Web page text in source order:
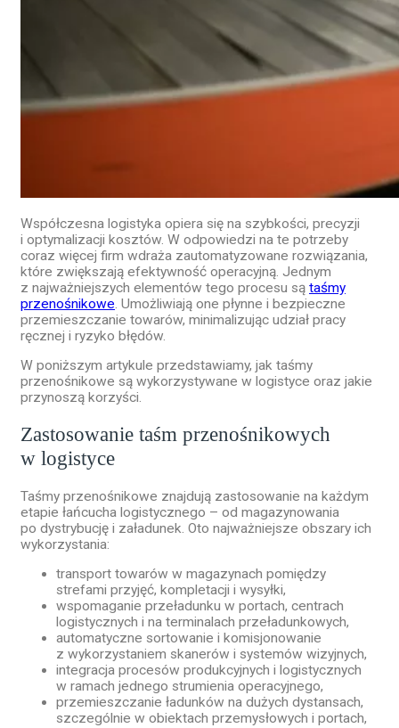
Współczesna logistyka opiera się na szybkości, precyzji
i optymalizacji kosztów. W odpowiedzi na te potrzeby
coraz więcej firm wdraża zautomatyzowane rozwiązania,
które zwiększają efektywność operacyjną. Jednym
z najważniejszych elementów tego procesu są taśmy
przenośnikowe. Umożliwiają one płynne i bezpieczne
przemieszczanie towarów, minimalizując udział pracy
ręcznej i ryzyko błędów.
W poniższym artykule przedstawiamy, jak taśmy
przenośnikowe są wykorzystywane w logistyce oraz jakie
przynoszą korzyści.
Zastosowanie taśm przenośnikowych
w logistyce
Taśmy przenośnikowe znajdują zastosowanie na każdym
etapie łańcucha logistycznego – od magazynowania
po dystrybucję i załadunek. Oto najważniejsze obszary ich
wykorzystania:
transport towarów w magazynach pomiędzy
strefami przyjęć, kompletacji i wysyłki,
wspomaganie przeładunku w portach, centrach
logistycznych i na terminalach przeładunkowych,
automatyczne sortowanie i komisjonowanie
z wykorzystaniem skanerów i systemów wizyjnych,
integracja procesów produkcyjnych i logistycznych
w ramach jednego strumienia operacyjnego,
przemieszczanie ładunków na dużych dystansach,
szczególnie w obiektach przemysłowych i portach,